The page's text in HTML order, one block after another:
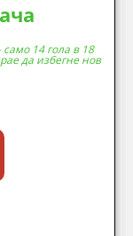
14 гола в 18
да избегне нов